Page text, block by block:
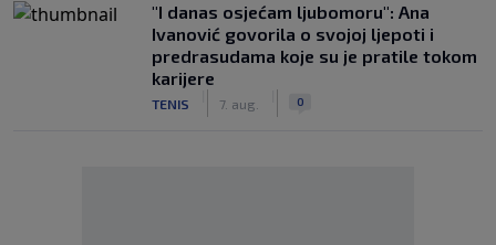
"I danas osjećam ljubomoru": Ana
Ivanović govorila o svojoj ljepoti i
predrasudama koje su je pratile tokom
karijere
TENIS 7. aug. 0